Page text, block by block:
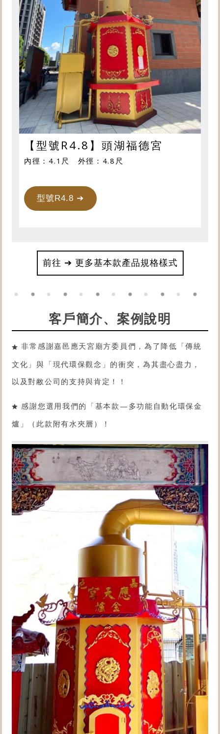
【型號R4.8】頭湖福德宮
內徑：4.1尺 外徑：4.8尺
型號R4.8 ➔
前往 ➔ 更多基本款產品規格樣式
客戶簡介、案例說明
非常感謝嘉邑應天宮廟方委員們，為了降低「傳統
文化」與「現代環保觀念」的衝突，為其盡心盡力，
以及對敝公司的支持與肯定！！
感謝您選用我們的「基本款 — 多功能自動化環保金
爐 」（此款附有水夾層）！